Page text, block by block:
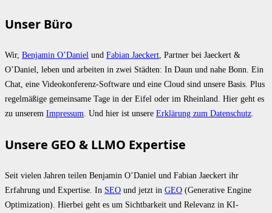
Unser Büro
Wir, Benjamin O’Daniel und Fabian Jaeckert , Partner bei Jaeckert &
O’Daniel, leben und arbeiten in zwei Städten: In Daun und nahe Bonn. Ein
Chat, eine Videokonferenz-Software und eine Cloud sind unsere Basis. Plus
regelmäßige gemeinsame Tage in der Eifel oder im Rheinland. Hier geht es
zu unserem Impressum . Und hier ist unsere Erklärung zum Datenschutz
Unsere GEO & LLMO Expertise
Seit vielen Jahren teilen Benjamin O’Daniel und Fabian Jaeckert ihr
Erfahrung und Expertise. In SEO und jetzt in GEO (Generative Engine
Optimization). Hierbei geht es um Sichtbarkeit und Relevanz in KI-